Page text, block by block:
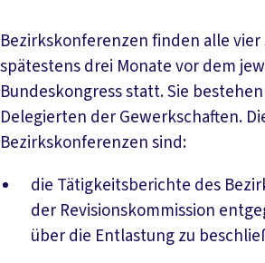
Bezirkskonferenzen finden alle
spätestens drei Monate vor dem
Bundeskongress statt. Sie bestehen
Delegierten der Gewerkschaften.
Bezirkskonferenzen sind:
die Tätigkeitsberichte des
der Revisionskommission
über die Entlastung zu